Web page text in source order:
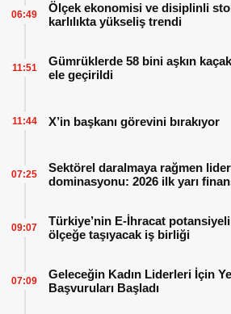
Ölçek ekonomisi ve disiplinli
karlılıkta yükseliş trendi
06:49
Gümrüklerde 58 bini aşkın
ele geçirildi
11:51
X’in başkanı görevini bırakıyor
11:44
Sektörel daralmaya rağmen
dominasyonu: 2026 ilk yarı
07:25
Türkiye’nin E-İhracat
ölçeğe taşıyacak iş birliği
09:07
Geleceğin Kadın Liderleri İçin
Başvuruları Başladı
07:09